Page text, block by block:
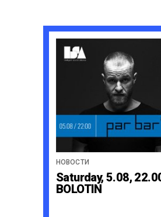
НОВОСТИ
Saturday, 5.08,
BOLOTIN